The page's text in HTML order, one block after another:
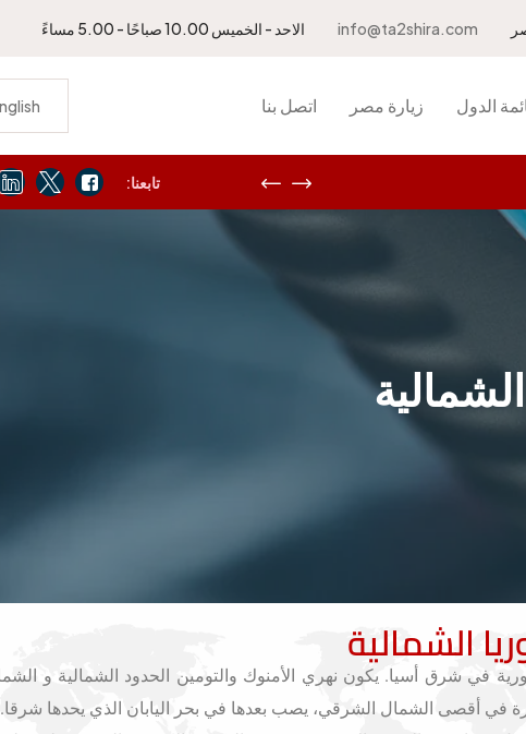
يمكنك الاتصال بنا لتجديد جواز
تابعنا:
info@ta2shira.com الاحد - الخميس 10.00 صباحًا - 5.00 مساءً
الدول زيارة مصر اتصل بنا
الشمالية
في شرق أسيا. يكون نهري الأمنوك والتومين الحدود الشمالية و
في أقصى الشمال الشرقي، يصب بعدها في بحر اليابان الذي يحدها